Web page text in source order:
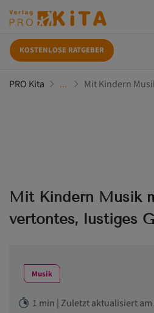
KOSTENLOSE RATGEBER
PRO Kita Mit Kindern
Mit Kindern Musik
vertontes, lustiges
Musik
1 min | Zuletzt aktualisiert am